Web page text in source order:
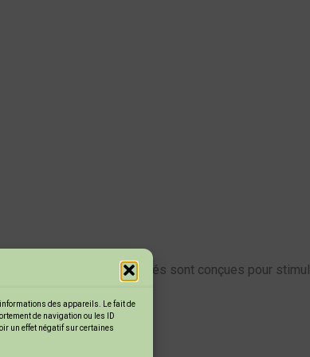
des appareils. Le fait de
de navigation ou les ID
un effet négatif sur certaines
et sons. Ces activités sont conçues pour